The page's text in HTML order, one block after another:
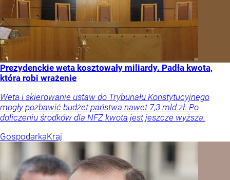
Prezydenckie weta kosztowały miliardy. Padła kwota,
która robi wrażenie
Weta i skierowanie ustaw do Trybunału Konstytucyjnego
mogły pozbawić budżet państwa nawet 7,3 mld zł. Po
doliczeniu środków dla NFZ kwota jest jeszcze wyższa.
GospodarkaKraj